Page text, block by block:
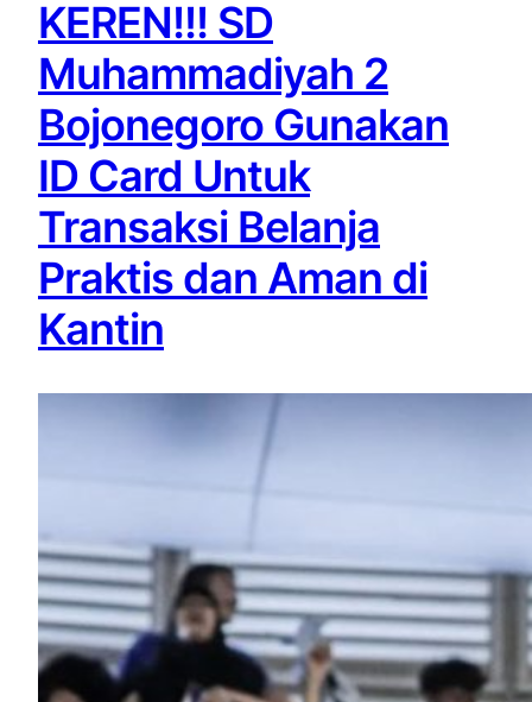
KEREN!!! SD
Muhammadiyah 2
Bojonegoro Gunakan
ID Card Untuk
Transaksi Belanja
Praktis dan Aman di
Kantin